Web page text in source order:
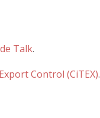
Talk.
Control (CiTEX).